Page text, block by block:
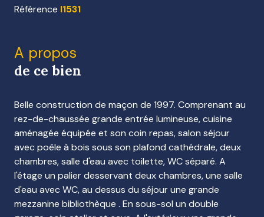
Référence I1531
A propos
de ce bien
Belle construction de maçon de 1997. Comprenant au
rez-de-chaussée grande entrée lumineuse, cuisine
aménagée équipée et son coin repas, salon séjour
avec poêle à bois sous son plafond cathédrale, deux
chambres, salle d'eau avec toilette, WC séparé. A
l'étage un palier desservant deux chambres, une salle
d'eau avec WC, au dessus du séjour une grande
mezzanine bibliothèque . En sous-sol un double